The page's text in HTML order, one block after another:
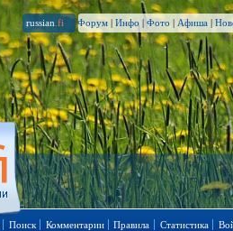
russian .fi Форум | Инфо | Фото | Афиша |
Поиск Комментарии Правила Статистика